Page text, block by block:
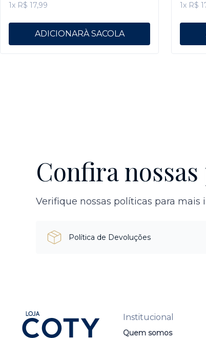
1x R$ 17,99
ADICIONAR
1x R$
Confira
Verifique nossas políticas para mais
Política de Devoluções
Institucional
Quem somos